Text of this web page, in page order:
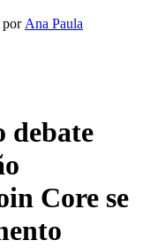
por Ana Paula
debate
Core se